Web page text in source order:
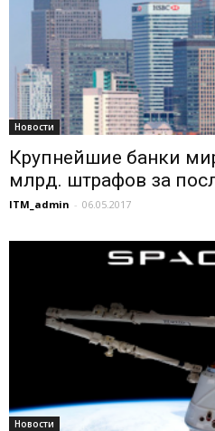
Новости
Крупнейшие банки
млрд. штрафов за
ITM_admin - 06.05.2017
Новости